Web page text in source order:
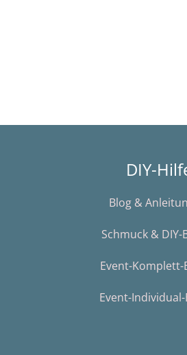
DIY-
Blog &
Schmuck & DIY-
Event-Komplett-
Event-